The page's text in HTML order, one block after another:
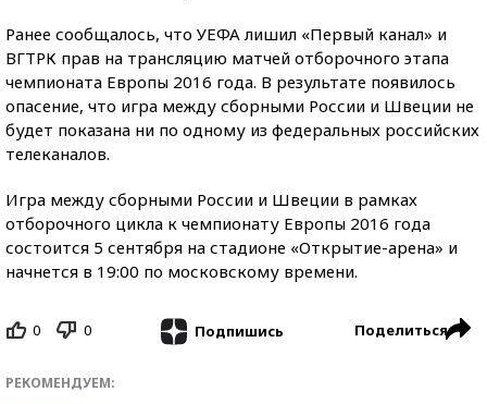
Ранее сообщалось, что УЕФА лишил «Первый канал» и
ВГТРК прав на трансляцию матчей отборочного этапа
чемпионата Европы 2016 года. В результате появилось
опасение, что игра между сборными России и Швеции не
будет показана ни по одному из федеральных российских
телеканалов.
Игра между сборными России и Швеции в рамках
отборочного цикла к чемпионату Европы 2016 года
состоится 5 сентября на стадионе «Открытие-арена» и
начнется в 19:00 по московскому времени.
0 0 Подпишись Поделиться
РЕКОМЕНДУЕМ: